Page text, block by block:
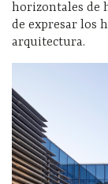
horizontales de
de expresar los
arquitectura.